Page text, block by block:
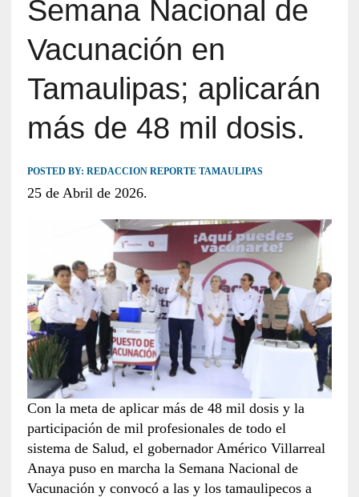
Semana Nacional de
Vacunación en
Tamaulipas; aplicarán
más de 48 mil dosis.
POSTED BY: REDACCION REPORTE TAMAULIPAS
25 de Abril de 2026.
Con la meta de aplicar más de 48 mil dosis y la
participación de mil profesionales de todo el
sistema de Salud, el gobernador Américo Villarreal
Anaya puso en marcha la Semana Nacional de
Vacunación y convocó a las y los tamaulipecos a